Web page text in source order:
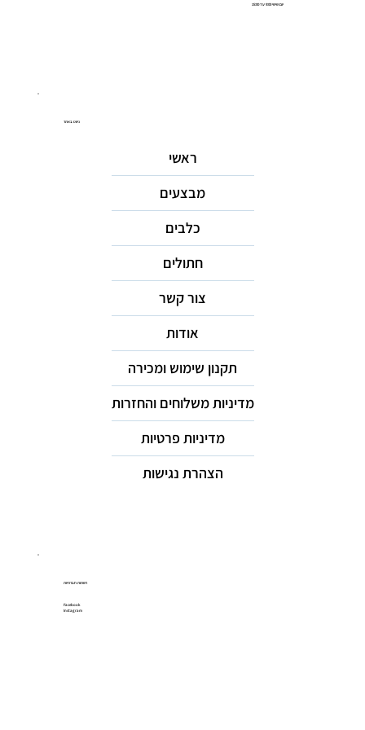
יום שישי 9:00 עד 15:00
ניווט באתר
ראשי
מבצעים
כלבים
חתולים
צור קשר
אודות
תקנון שימוש ומכירה
מדיניות משלוחים והחזרות
מדיניות פרטיות
הצהרת נגישות
רשתות חברתיות
Facebook
Instagram